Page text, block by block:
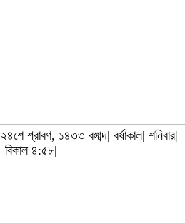
শ্রাবণ, ১৪৩৩ বঙ্গাব্দ| বর্ষাকাল| শনিবার|
বিকাল ৪:৫৮|